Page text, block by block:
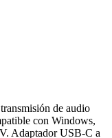
de audio
con Windows,
Adaptador USB-C a